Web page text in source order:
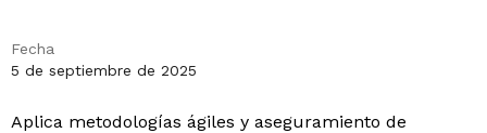
Fecha
5 de septiembre de 2025
Aplica metodologías ágiles y aseguramiento de